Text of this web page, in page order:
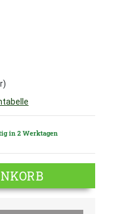
in 2 Werktagen